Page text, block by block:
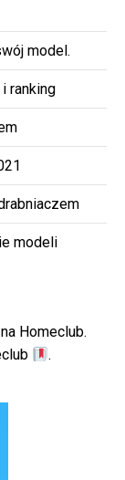
model.
ranking
modeli
Homeclub.
.